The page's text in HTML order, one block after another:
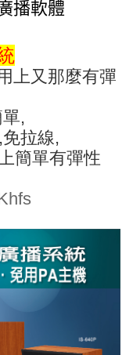
播軟體
上又那麼有彈
,
拉線,
簡單有彈性